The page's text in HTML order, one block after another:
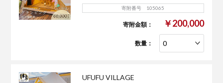
寄附番号 105065
寄附金額： ￥200,000
数量：
UFUFU VILLAGE